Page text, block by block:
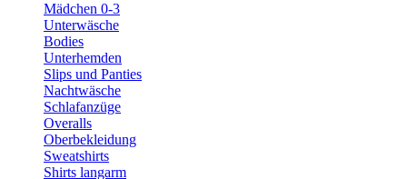
Mädchen 0-3
Unterwäsche
Bodies
Unterhemden
Slips und Panties
Nachtwäsche
Schlafanzüge
Overalls
Oberbekleidung
Sweatshirts
Shirts langarm